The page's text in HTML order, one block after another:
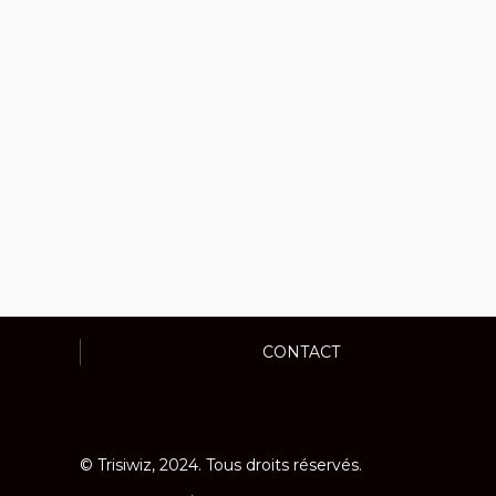
CONTACT
© Trisiwiz, 2024. Tous droits réservés.